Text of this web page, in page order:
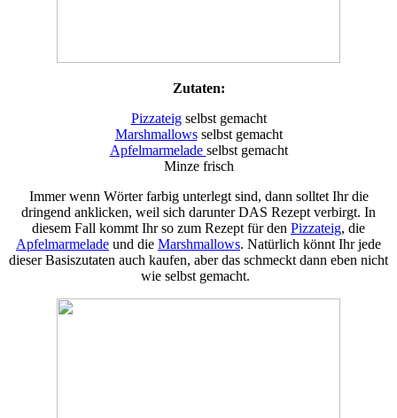
Zutaten:
Pizzateigselbst gemacht
Marshmallowsselbst gemacht
Apfelmarmelade selbst gemacht
Minze frisch
Immer wenn Wörter farbig unterlegt sind, dann solltet Ihr die
dringend anklicken, weil sich darunter DAS Rezept verbirgt. In
diesem Fall kommt Ihr so zum Rezept für den Pizzateig, die
Apfelmarmelade und die Marshmallows. Natürlich könnt Ihr jede
dieser Basiszutaten auch kaufen, aber das schmeckt dann eben nicht
wie selbst gemacht.